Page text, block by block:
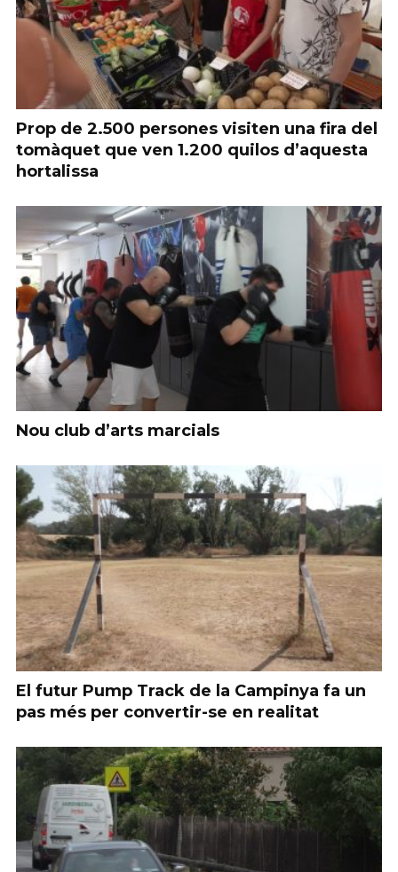
Prop de 2.500 persones visiten una fira del
tomàquet que ven 1.200 quilos d’aquesta
hortalissa
Nou club d’arts marcials
El futur Pump Track de la Campinya fa un
pas més per convertir-se en realitat